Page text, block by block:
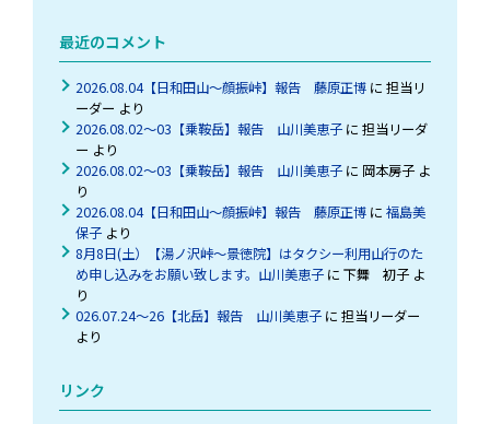
を
入
力
最近のコメント
2026.08.04【日和田山～顔振峠】報告 藤原正博 に 担当リ
ーダー より
2026.08.02～03【乗鞍岳】報告 山川美恵子 に 担当リーダ
ー より
2026.08.02～03【乗鞍岳】報告 山川美恵子 に 岡本房子 よ
り
2026.08.04【日和田山～顔振峠】報告 藤原正博 に 福島美
保子 より
8月8日(土）【湯ノ沢峠〜景徳院】はタクシー利用山行のた
め申し込みをお願い致します。山川美恵子 に 下舞 初子 よ
り
026.07.24～26【北岳】報告 山川美恵子 に 担当リーダー
より
リンク